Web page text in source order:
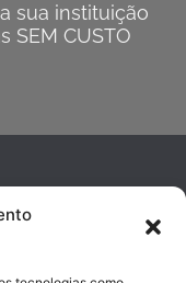
sua instituição
SEM CUSTO